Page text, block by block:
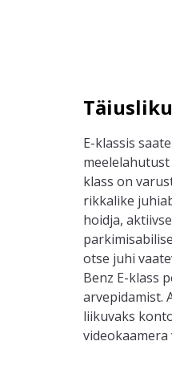
E-klassis
klass on
rikkalike
hoidja,
otse juhi
Benz E-klass
arvepidamist.
liikuvaks